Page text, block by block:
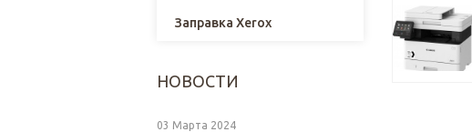
Заправка Xerox
НОВОСТИ
03 Марта 2024